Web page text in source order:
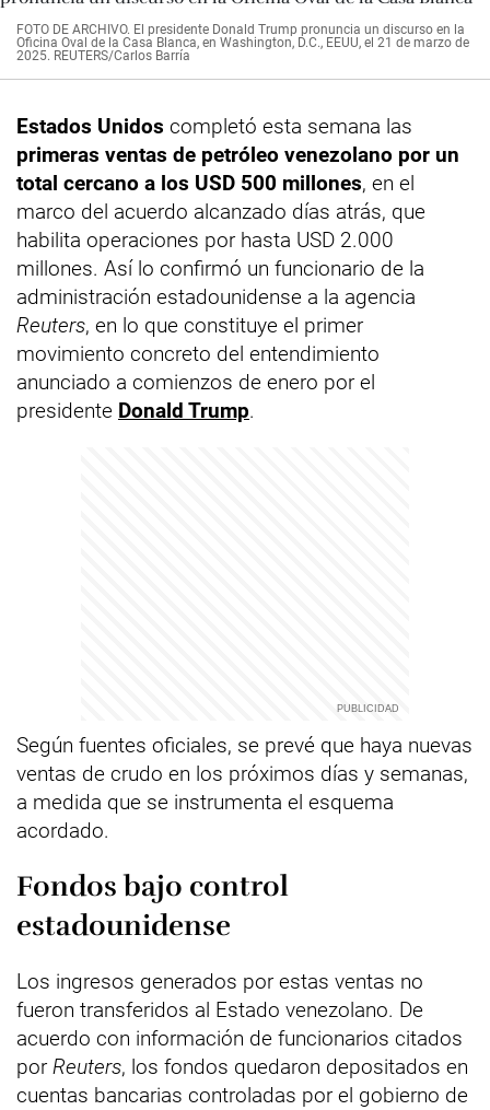
FOTO DE ARCHIVO. El presidente Donald Trump pronuncia un discurso en la
Oficina Oval de la Casa Blanca, en Washington, D.C., EEUU, el 21 de marzo de
2025. REUTERS/Carlos Barría
Estados Unidos completó esta semana las
primeras ventas de petróleo venezolano por un
total cercano a los USD 500 millones, en el
marco del acuerdo alcanzado días atrás, que
habilita operaciones por hasta USD 2.000
millones. Así lo confirmó un funcionario de la
administración estadounidense a la agencia
Reuters, en lo que constituye el primer
movimiento concreto del entendimiento
anunciado a comienzos de enero por el
presidente Donald Trump.
Según fuentes oficiales, se prevé que haya nuevas
ventas de crudo en los próximos días y semanas,
a medida que se instrumenta el esquema
acordado.
Fondos bajo control
estadounidense
Los ingresos generados por estas ventas no
fueron transferidos al Estado venezolano. De
acuerdo con información de funcionarios citados
por Reuters, los fondos quedaron depositados en
cuentas bancarias controladas por el gobierno de